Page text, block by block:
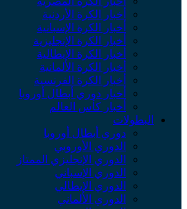
أخبار الكرة الأردنية
أخبار الكرة الإسبانية
أخبار الكرة الإنجليزية
أخبار الكرة الإيطالية
أخبار الكرة الألمانية
أخبار الكرة الفرنسية
أخبار دوري أبطال أوروبا
أخبار كأس العالم
البطولات
دوري أبطال أوروبا
الدوري الأوروبي
الدوري الإنجليزي الممتاز
الدوري الإسباني
الدوري الإيطالي
الدوري الألماني